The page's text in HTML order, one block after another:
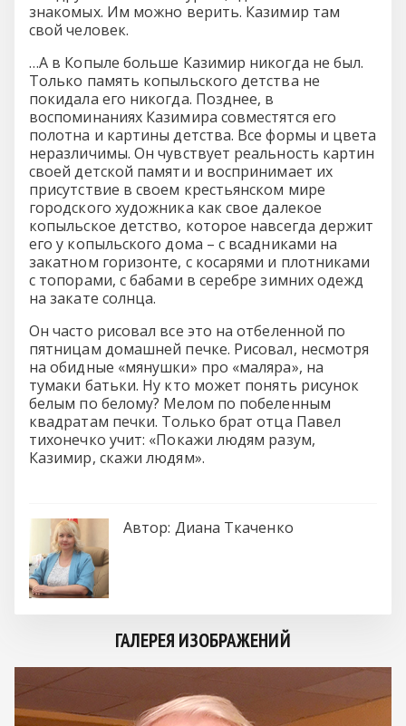
знакомых. Им можно верить. Казимир там
свой человек.
…А в Копыле больше Казимир никогда не был.
Только память копыльского детства не
покидала его никогда. Позднее, в
воспоминаниях Казимира совместятся его
полотна и картины детства. Все формы и цвета
неразличимы. Он чувствует реальность картин
своей детской памяти и воспринимает их
присутствие в своем крестьянском мире
городского художника как свое далекое
копыльское детство, которое навсегда держит
его у копыльского дома – с всадниками на
закатном горизонте, с косарями и плотниками
с топорами, с бабами в серебре зимних одежд
на закате солнца.
Он часто рисовал все это на отбеленной по
пятницам домашней печке. Рисовал, несмотря
на обидные «мянушки» про «маляра», на
тумаки батьки. Ну кто может понять рисунок
белым по белому? Мелом по побеленным
квадратам печки. Только брат отца Павел
тихонечко учит: «Покажи людям разум,
Казимир, скажи людям».
Автор: Диана Ткаченко
ГАЛЕРЕЯ ИЗОБРАЖЕНИЙ